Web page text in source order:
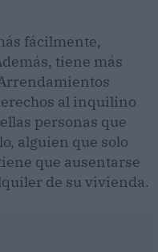
fácilmente,
tiene más
al inquilino
personas que
alguien que solo
que ausentarse
de su vivienda.